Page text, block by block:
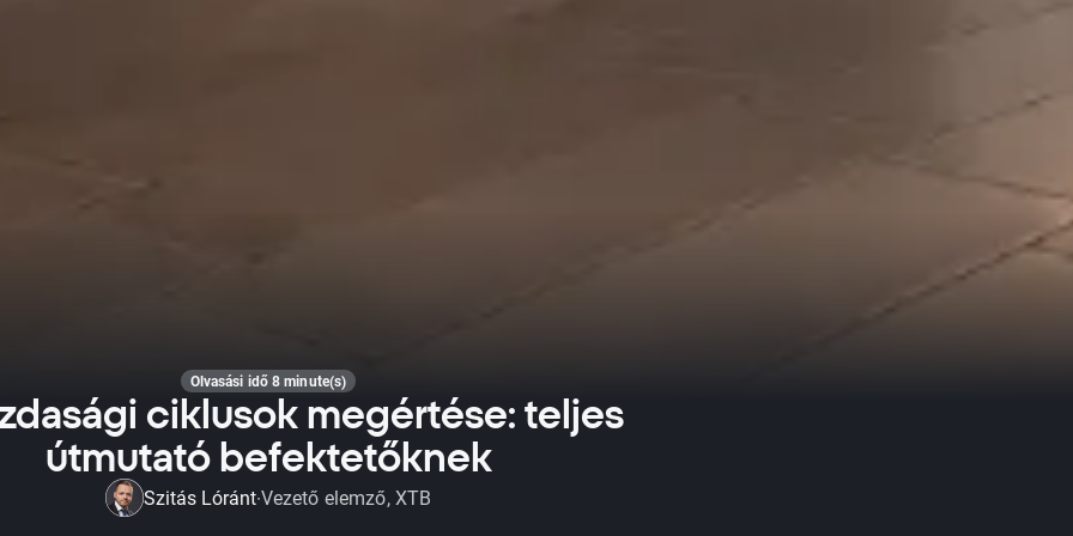
Olvasási idő 8 minute(s)
ciklusok megértése: teljes
útmutató befektetőknek
Szitás Lóránt·Vezető elemző, XTB